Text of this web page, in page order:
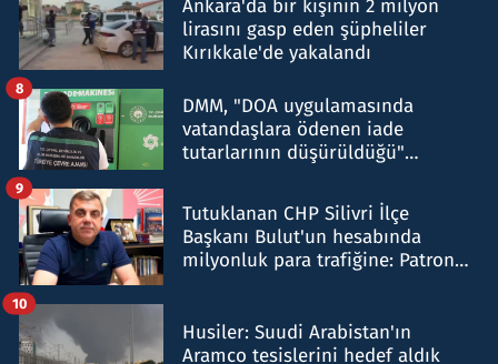
Ankara'da bir kişinin 2 milyon
lirasını gasp eden şüpheliler
Kırıkkale'de yakalandı
DMM, "DOA uygulamasında
vatandaşlara ödenen iade
tutarlarının düşürüldüğü"
8
Tutuklanan CHP Silivri İlçe
Başkanı Bulut'un hesabında
milyonluk para trafiğine: Patron
9
Husiler: Suudi Arabistan'ın
Aramco tesislerini hedef aldık
10